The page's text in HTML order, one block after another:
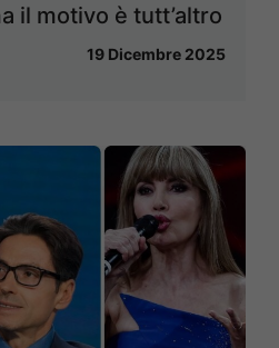
il motivo è tutt’altro
19 Dicembre 2025